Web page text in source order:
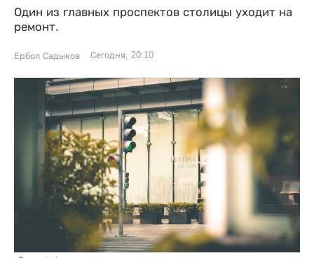
Один из главных проспектов столицы уходит на
ремонт.
Ербол Садыков Сегодня, 20:10